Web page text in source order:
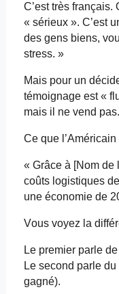
C’est très français.
« sérieux ». C’est
des gens biens,
stress. »
Mais pour un
témoignage est «
mais il ne vend pas.
Ce que l’Américain
« Grâce à [Nom de
coûts logistiques
une économie de
Vous voyez la
Le premier parle de
Le second parle du
gagné).